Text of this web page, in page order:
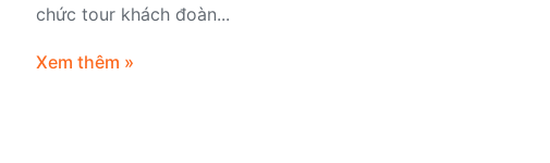
chức tour khách đoàn...
Xem thêm »